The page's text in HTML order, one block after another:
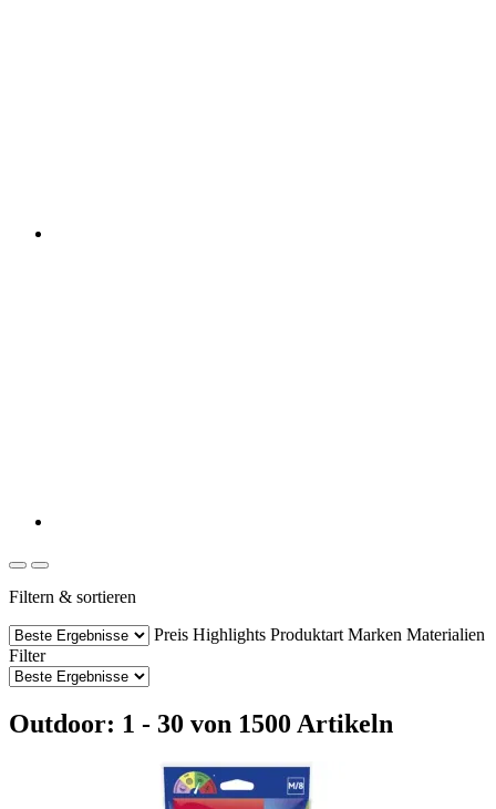
Filtern & sortieren
Preis Highlights Produktart Marken Materialien
Filter
Outdoor: 1 - 30 von 1500 Artikeln